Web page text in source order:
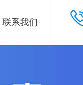
联系我们